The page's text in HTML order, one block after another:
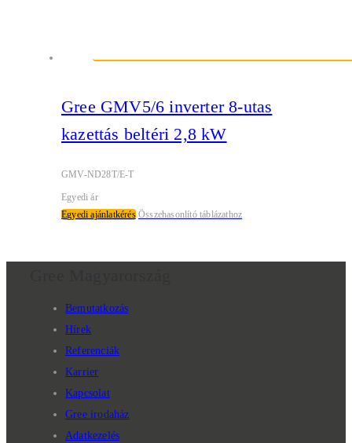
Gree GMV5/6 inverter 8-utas
kazettás beltéri 2,8 kW
GMV-ND28T/E-T
Egyedi ár
Egyedi ajánlatkérés Összehasonlító táblázathoz
Bemutatkozás
Hírek
Referenciák
Karrier
Kapcsolat
Gree irodaház
Adatkezelés